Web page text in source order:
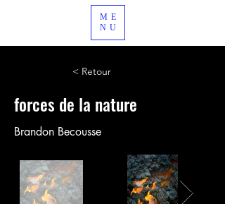
ME
NU
< Retour
forces de la nature
Brandon Becousse